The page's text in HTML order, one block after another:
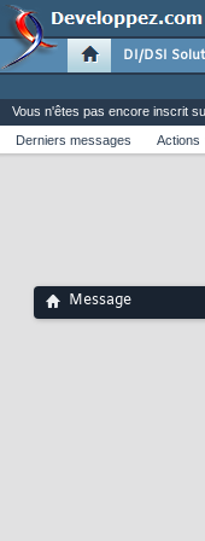
DI/DSI
Vous n'êtes pas encore inscrit
Derniers messages
Actions
Message